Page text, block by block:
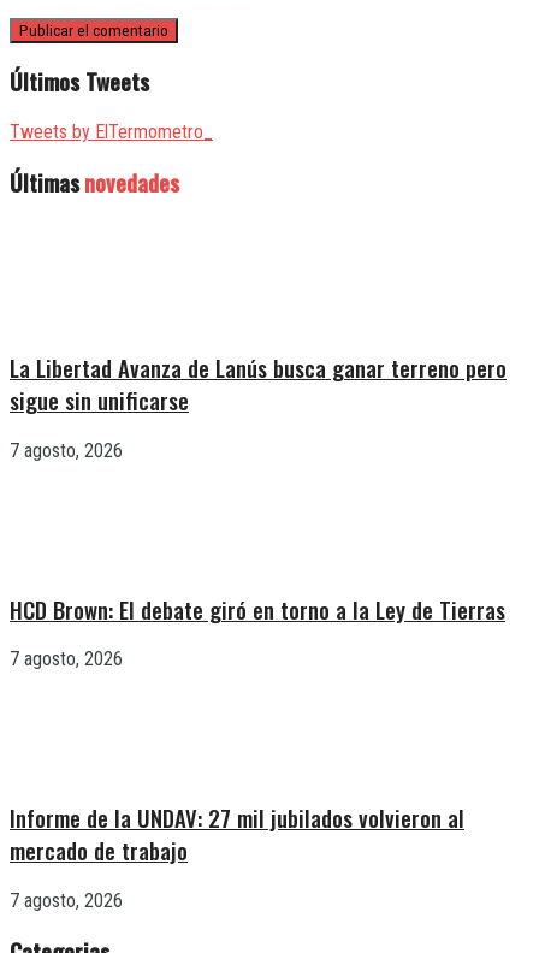
Últimos Tweets
Tweets by ElTermometro_
Últimasnovedades
La Libertad Avanza de Lanús busca ganar terreno pero
sigue sin unificarse
7 agosto, 2026
HCD Brown: El debate giró en torno a la Ley de Tierras
7 agosto, 2026
Informe de la UNDAV: 27 mil jubilados volvieron al
mercado de trabajo
7 agosto, 2026